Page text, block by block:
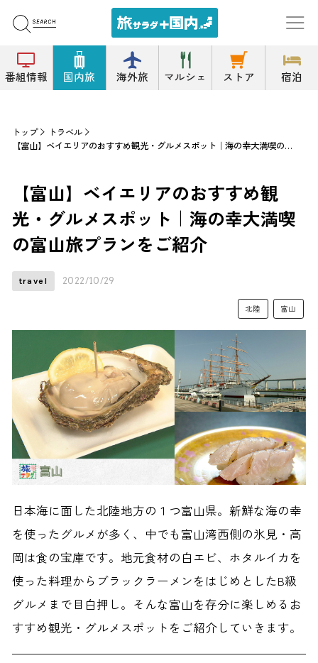
番組情報 国内旅 海外旅 マルシェ ストア 宿泊
トップ
トラベル
【富山】ベイエリアのおすすめ観光・グルメスポット｜海の幸大満喫の富山旅プランをご紹介
【富山】ベイエリアのおすすめ観
光・グルメスポット｜海の幸大満喫
の富山旅プランをご紹介
travel 2022/10/29
北陸 富山
日本海に面した北陸地方の１つ富山県。新鮮な海の幸
を使ったグルメが多く、中でも富山湾西側の氷見・高
岡は食の宝庫です。地元食材の白エビ、ホタルイカを
使った料理からブラックラーメンをはじめとしたB級
グルメまで目白押し。そんな富山を存分に楽しめるお
すすめ観光・グルメスポットをご紹介していきます。